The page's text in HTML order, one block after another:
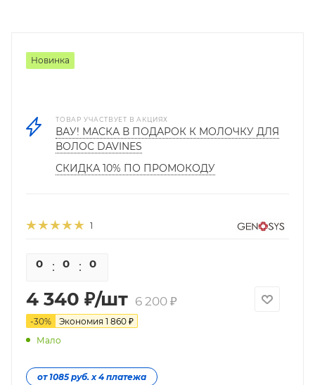
Новинка
ТОВАР УЧАСТВУЕТ В АКЦИЯХ
ВАУ! МАСКА В ПОДАРОК К МОЛОЧКУ ДЛЯ
ВОЛОС DAVINES
СКИДКА 10% ПО ПРОМОКОДУ
1
0 0 0
4 340 ₽/шт 6 200₽
-30% Экономия 1 860 ₽
Мало
от 1085 руб. х 4 платежа